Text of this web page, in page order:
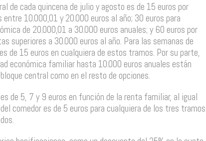
de cada quincena de julio y agosto es de 15 euros por
10.000,01 y 20.000 euros al año; 30 euros para
de 20.000,01 a 30.000 euros anuales; y 60 euros por
superiores a 30.000 euros al año. Para las semanas de
de 15 euros en cualquiera de estos tramos. Por su parte,
económica familiar hasta 10.000 euros anuales están
central como en el resto de opciones.
de 5, 7 y 9 euros en función de la renta familiar, al igual
comedor es de 5 euros para cualquiera de los tres tramos